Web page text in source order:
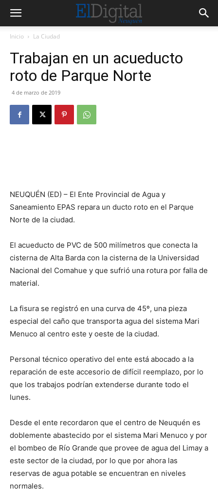
Inicio La Ciudad
Trabajan en un acueducto
roto de Parque Norte
4 de marzo de 2019
NEUQUÉN (ED) – El Ente Provincial de Agua y
Saneamiento EPAS repara un ducto roto en el Parque
Norte de la ciudad.
El acueducto de PVC de 500 milímetros que conecta la
cisterna de Alta Barda con la cisterna de la Universidad
Nacional del Comahue y que sufrió una rotura por falla de
material.
La fisura se registró en una curva de 45º, una pieza
especial del caño que transporta agua del sistema Mari
Menuco al centro este y oeste de la ciudad.
Personal técnico operativo del ente está abocado a la
reparación de este accesorio de difícil reemplazo, por lo
que los trabajos podrían extenderse durante todo el
lunes.
Desde el ente recordaron que el centro de Neuquén es
doblemente abastecido por el sistema Mari Menuco y por
el bombeo de Río Grande que provee de agua del Limay a
este sector de la ciudad, por lo que por ahora las
reservas de agua potable se encuentran en niveles
normales.